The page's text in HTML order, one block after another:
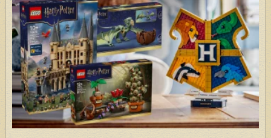
LA SÉRIE HARRY POTTER (REBOOT)
HARRY POTTER : LIVRES
BIOPICS DE HARRY POTTER
LES ANIMAUX FANTASTIQUES
J. K. ROWLING